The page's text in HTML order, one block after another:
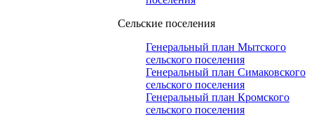
Сельские поселения
Генеральный план Мытского
сельского поселения
Генеральный план Симаковского
сельского поселения
Генеральный план Кромского
сельского поселения